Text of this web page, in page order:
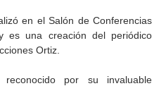
en el Salón de Conferencias
es una creación del periódico
Ortiz.
por su invaluable